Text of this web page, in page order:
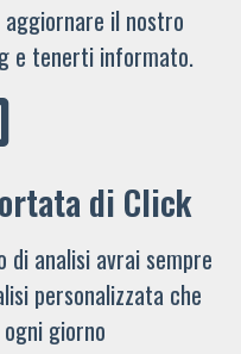
il nostro
e tenerti informato.
di Click
analisi avrai sempre
personalizzata che
giorno